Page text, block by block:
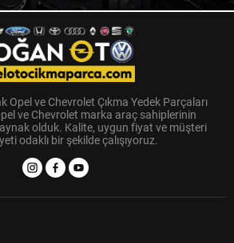
Opel ve Chevrolet Çıkma Yedek Parçaları
ve Chevrolet marka araç sahiplerinin
olduk. Kalite, uygun fiyat ve müşteri
odaklı bir şekilde çalışıyoruz.